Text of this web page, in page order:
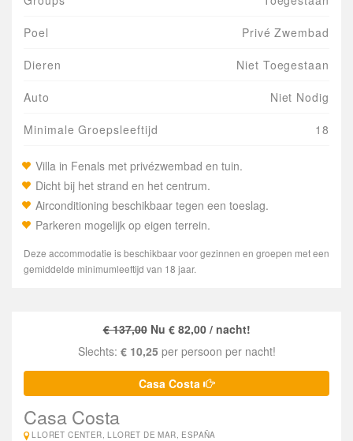
Poel Privé Zwembad
Dieren Niet Toegestaan
Auto Niet Nodig
Minimale Groepsleeftijd 18
Villa in Fenals met privézwembad en tuin.
Dicht bij het strand en het centrum.
Airconditioning beschikbaar tegen een toeslag.
Parkeren mogelijk op eigen terrein.
Deze accommodatie is beschikbaar voor gezinnen en groepen met een
gemiddelde minimumleeftijd van 18 jaar.
€ 137,00Nu € 82,00 / nacht!
Slechts: € 10,25 per persoon per nacht!
Casa Costa
Casa Costa
LLORET CENTER, LLORET DE MAR, ESPAÑA